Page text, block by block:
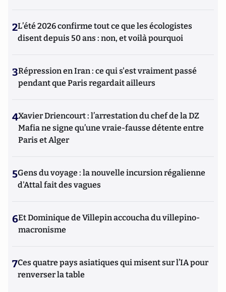
2L’été 2026 confirme tout ce que les écologistes
disent depuis 50 ans : non, et voilà pourquoi
3Répression en Iran : ce qui s'est vraiment passé
pendant que Paris regardait ailleurs
4Xavier Driencourt : l’arrestation du chef de la DZ
Mafia ne signe qu’une vraie-fausse détente entre
Paris et Alger
5Gens du voyage : la nouvelle incursion régalienne
d'Attal fait des vagues
6Et Dominique de Villepin accoucha du villepino-
macronisme
7Ces quatre pays asiatiques qui misent sur l’IA pour
renverser la table